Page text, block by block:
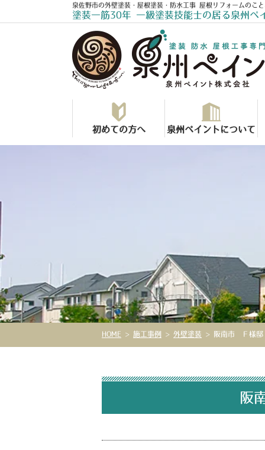
泉佐野市の外壁塗装・屋根塗装・防水工事 屋根リフォームのこ
塗装一筋30年 一級塗装技能士の居る泉州ペ
初めての方へ 泉州ペイントについて
HOME > 施工事例 > 外壁塗装 > 阪南市 Ｆ様
阪